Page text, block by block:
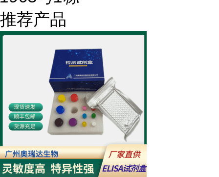
推荐产品